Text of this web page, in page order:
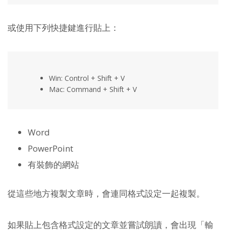
或使用下列快捷鍵進行貼上：
Win: Control + Shift + V
Mac: Command + Shift + V
Word
PowerPoint
有裝飾的網站
從這些地方複製文章時，會連同格式設定一起複製。
如果貼上包含格式設定的文章並嘗試朗讀，會出現「輸